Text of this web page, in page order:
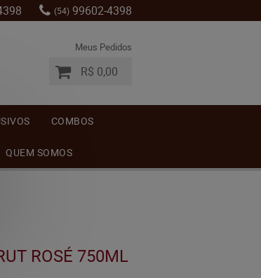
(54) 99602-4398
Meus Pedidos
R$ 0,00
COMBOS
QUEM SOMOS
ROSÉ 750ML